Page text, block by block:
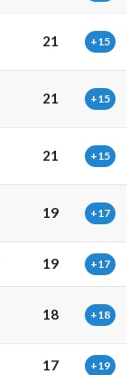
21 +15
21 +15
21 +15
19 +17
19 +17
18 +18
17 +19